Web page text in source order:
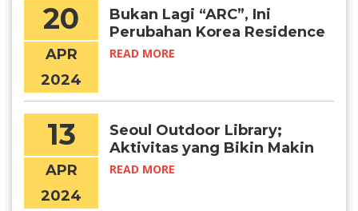
20
APR
2024
Bukan Lagi “ARC”, Ini
Perubahan Korea Residence
Card yang Perlu Kamu Tahu
READ MORE
13
APR
2024
Seoul Outdoor Library;
Aktivitas yang Bikin Makin
Produktif di 2024
READ MORE